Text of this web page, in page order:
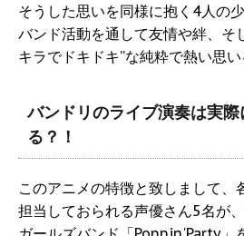
そうした思いを同様に抱く4人の
バンド活動を通して友情や絆、そ
キラでドキドキ”な純粋で熱い思い
バンドリのライブ演奏は実
る？！
このアニメの特徴と致しまして、
担当しておられる声優さん5名が